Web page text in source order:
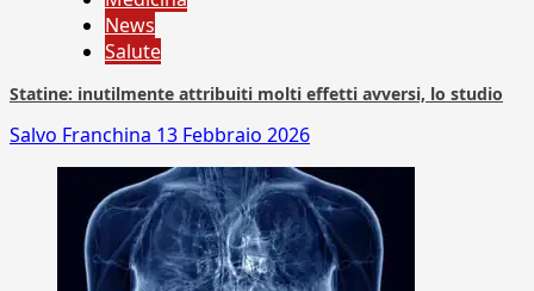
News
Salute
Statine: inutilmente attribuiti molti effetti avversi, lo studio
Salvo Franchina 13 Febbraio 2026